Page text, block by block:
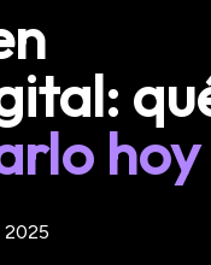
hoy
2025